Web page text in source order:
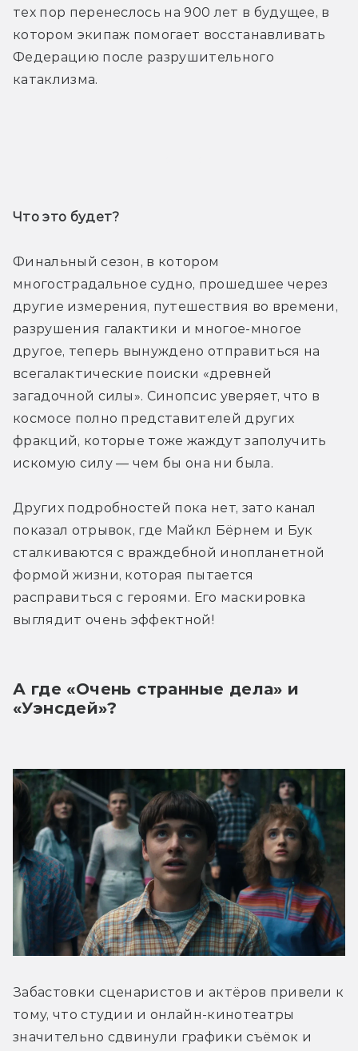
тех пор перенеслось на 900 лет в будущее, в
котором экипаж помогает восстанавливать
Федерацию после разрушительного
катаклизма.
Что это будет?
Финальный сезон, в котором
многострадальное судно, прошедшее через
другие измерения, путешествия во времени,
разрушения галактики и многое-многое
другое, теперь вынуждено отправиться на
всегалактические поиски «древней
загадочной силы». Синопсис уверяет, что в
космосе полно представителей других
фракций, которые тоже жаждут заполучить
искомую силу — чем бы она ни была.
Других подробностей пока нет, зато канал
показал отрывок, где Майкл Бёрнем и Бук
сталкиваются с враждебной инопланетной
формой жизни, которая пытается
расправиться с героями. Его маскировка
выглядит очень эффектной!
А где «Очень странные дела» и
«Уэнсдей»?
Забастовки сценаристов и актёров привели к
тому, что студии и онлайн-кинотеатры
значительно сдвинули графики съёмок и